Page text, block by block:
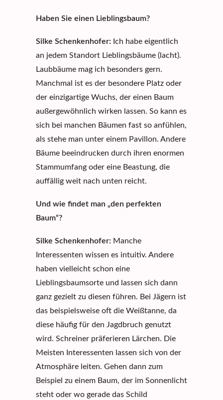
Haben Sie einen Lieblingsbaum?
Silke Schenkenhofer: Ich habe eigentlich
an jedem Standort Lieblingsbäume (lacht).
Laubbäume mag ich besonders gern.
Manchmal ist es der besondere Platz oder
der einzigartige Wuchs, der einen Baum
außergewöhnlich wirken lassen. So kann es
sich bei manchen Bäumen fast so anfühlen,
als stehe man unter einem Pavillon. Andere
Bäume beeindrucken durch ihren enormen
Stammumfang oder eine Beastung, die
auffällig weit nach unten reicht.
Und wie findet man „den perfekten
Baum“?
Silke Schenkenhofer: Manche
Interessenten wissen es intuitiv. Andere
haben vielleicht schon eine
Lieblingsbaumsorte und lassen sich dann
ganz gezielt zu diesen führen. Bei Jägern ist
das beispielsweise oft die Weißtanne, da
diese häufig für den Jagdbruch genutzt
wird. Schreiner präferieren Lärchen. Die
Meisten Interessenten lassen sich von der
Atmosphäre leiten. Gehen dann zum
Beispiel zu einem Baum, der im Sonnenlicht
steht oder wo gerade das Schild